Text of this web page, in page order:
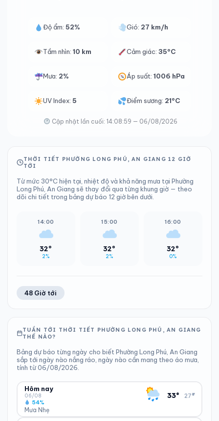
Độ ẩm: 52% Gió: 27 km/h
Tầm nhìn: 10 km Cảm giác:35°C
Mưa: 2% Áp suất:1006 hPa
UV Index: 5 Điểm sương: 21°C
Cập nhật lần cuối: 14:08:59 — 06/08/2026
THỜI TIẾT PHƯỜNG LONG PHÚ, AN GIANG 12 GIỜ
TỚI
Từ mức 30°C hiện tại, nhiệt độ và khả năng mưa tại Phường
Long Phú, An Giang sẽ thay đổi qua từng khung giờ — theo
dõi chi tiết trong bảng dự báo 12 giờ bên dưới.
14:00
32°
2%
15:00
32°
2%
16:00
32°
0%
48 Giờ tới
TUẦN TỚI THỜI TIẾT PHƯỜNG LONG PHÚ, AN GIANG
THẾ NÀO?
Bảng dự báo từng ngày cho biết Phường Long Phú, An Giang
sắp tới ngày nào nắng ráo, ngày nào cần mang theo áo mưa,
tính từ 06/08/2026.
Hôm nay
06/08
Mưa Nhẹ
54%
33° 27°
▾